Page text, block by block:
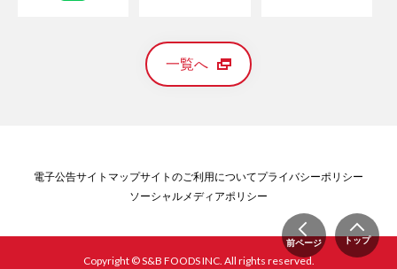
前ページ トップ
一覧へ
電子公告サイトマップサイトのご利用についてプライバシーポリシー
ソーシャルメディアポリシー
Copyright © S&B FOODS INC. All rights reserved.